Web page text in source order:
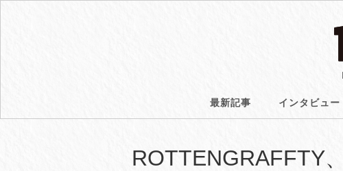
最新記事 インタビュー
ROTTENGRAFFTY